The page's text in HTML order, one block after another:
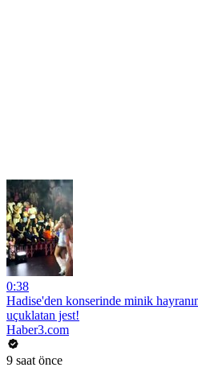
0:38
Hadise'den konserinde minik
uçuklatan jest!
Haber3.com
9 saat önce